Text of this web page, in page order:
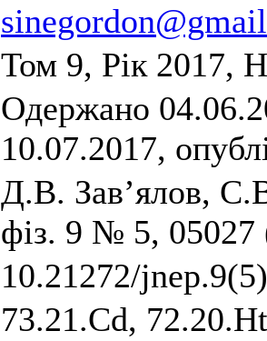
Том 9, Рік 2017,
Одержано
10.07.2017,
Д.В. Зав’ялов,
фіз. 9 № 5, 05027
10.21272/
73.21.Cd,